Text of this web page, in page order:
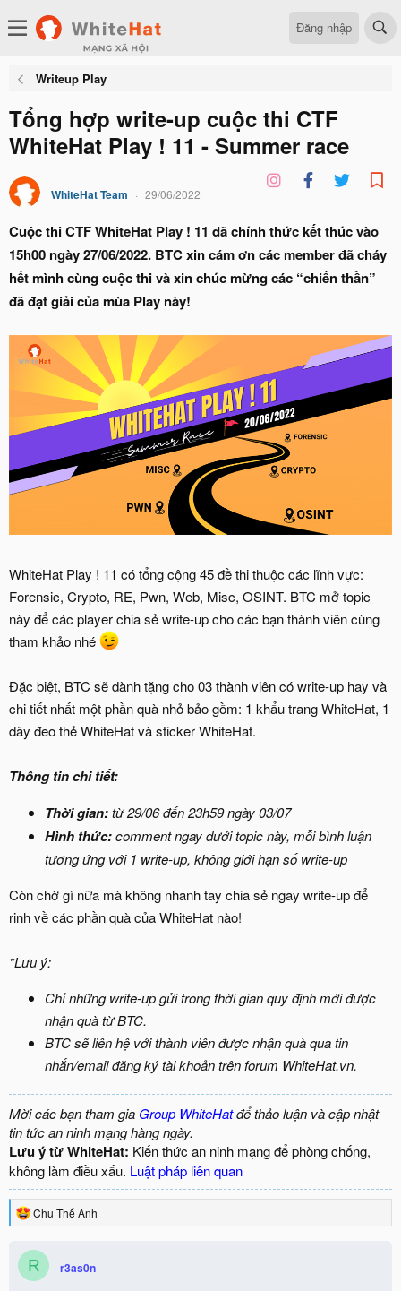
Đăng nhập
Writeup Play
Tổng hợp write-up cuộc thi CTF
WhiteHat Play ! 11 - Summer race
WhiteHat Team 29/06/2022
Cuộc thi CTF WhiteHat Play ! 11 đã chính thức kết thúc vào
15h00 ngày 27/06/2022. BTC xin cám ơn các member đã cháy
hết mình cùng cuộc thi và xin chúc mừng các “chiến thần”
đã đạt giải của mùa Play này!
WhiteHat Play ! 11 có tổng cộng 45 đề thi thuộc các lĩnh vực:
Forensic, Crypto, RE, Pwn, Web, Misc, OSINT. BTC mở topic
này để các player chia sẻ write-up cho các bạn thành viên cùng
tham khảo nhé
Đặc biệt, BTC sẽ dành tặng cho 03 thành viên có write-up hay và
chi tiết nhất một phần quà nhỏ bảo gồm: 1 khẩu trang WhiteHat, 1
dây đeo thẻ WhiteHat và sticker WhiteHat.
Thông tin chi tiết:
Thời gian:từ 29/06 đến 23h59 ngày 03/07
Hình thức:comment ngay dưới topic này, mỗi bình luận
tương ứng với 1 write-up, không giới hạn số write-up
Còn chờ gì nữa mà không nhanh tay chia sẻ ngay write-up để
rinh về các phần quà của WhiteHat nào!
*Lưu ý:
Chỉ những write-up gửi trong thời gian quy định mới được
nhận quà từ BTC.
BTC sẽ liên hệ với thành viên được nhận quà qua tin
nhắn/email đăng ký tài khoản trên forum WhiteHat.vn.
Mời các bạn tham gia Group WhiteHatđể thảo luận và cập nhật
tin tức an ninh mạng hàng ngày.
Lưu ý từ WhiteHat: Kiến thức an ninh mạng để phòng chống,
không làm điều xấu. Luật pháp liên quan
R
e
c
t
i
Chu Thế Anh
R r3as0n